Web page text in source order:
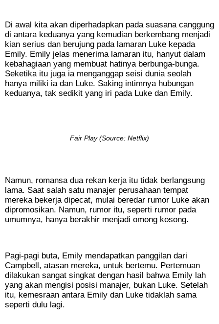
Di awal kita akan diperhadapkan pada suasana canggung
di antara keduanya yang kemudian berkembang menjadi
kian serius dan berujung pada lamaran Luke kepada
Emily. Emily jelas menerima lamaran itu, hanyut dalam
kebahagiaan yang membuat hatinya berbunga-bunga.
Seketika itu juga ia menganggap seisi dunia seolah
hanya miliki ia dan Luke. Saking intimnya hubungan
keduanya, tak sedikit yang iri pada Luke dan Emily.
Fair Play (Source: Netflix)
Namun, romansa dua rekan kerja itu tidak berlangsung
lama. Saat salah satu manajer perusahaan tempat
mereka bekerja dipecat, mulai beredar rumor Luke akan
dipromosikan. Namun, rumor itu, seperti rumor pada
umumnya, hanya berakhir menjadi omong kosong.
Pagi-pagi buta, Emily mendapatkan panggilan dari
Campbell, atasan mereka, untuk bertemu. Pertemuan
dilakukan sangat singkat dengan hasil bahwa Emily lah
yang akan mengisi posisi manajer, bukan Luke. Setelah
itu, kemesraan antara Emily dan Luke tidaklah sama
seperti dulu lagi.